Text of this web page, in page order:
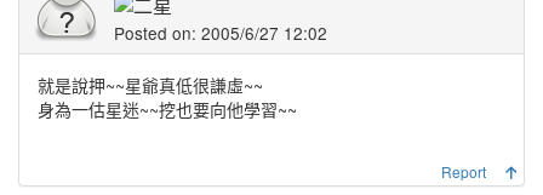
Posted on: 2005/6/27 12:02
就是說押~~星爺真低很謙虛~~
身為一估星迷~~挖也要向他學習~~
Report